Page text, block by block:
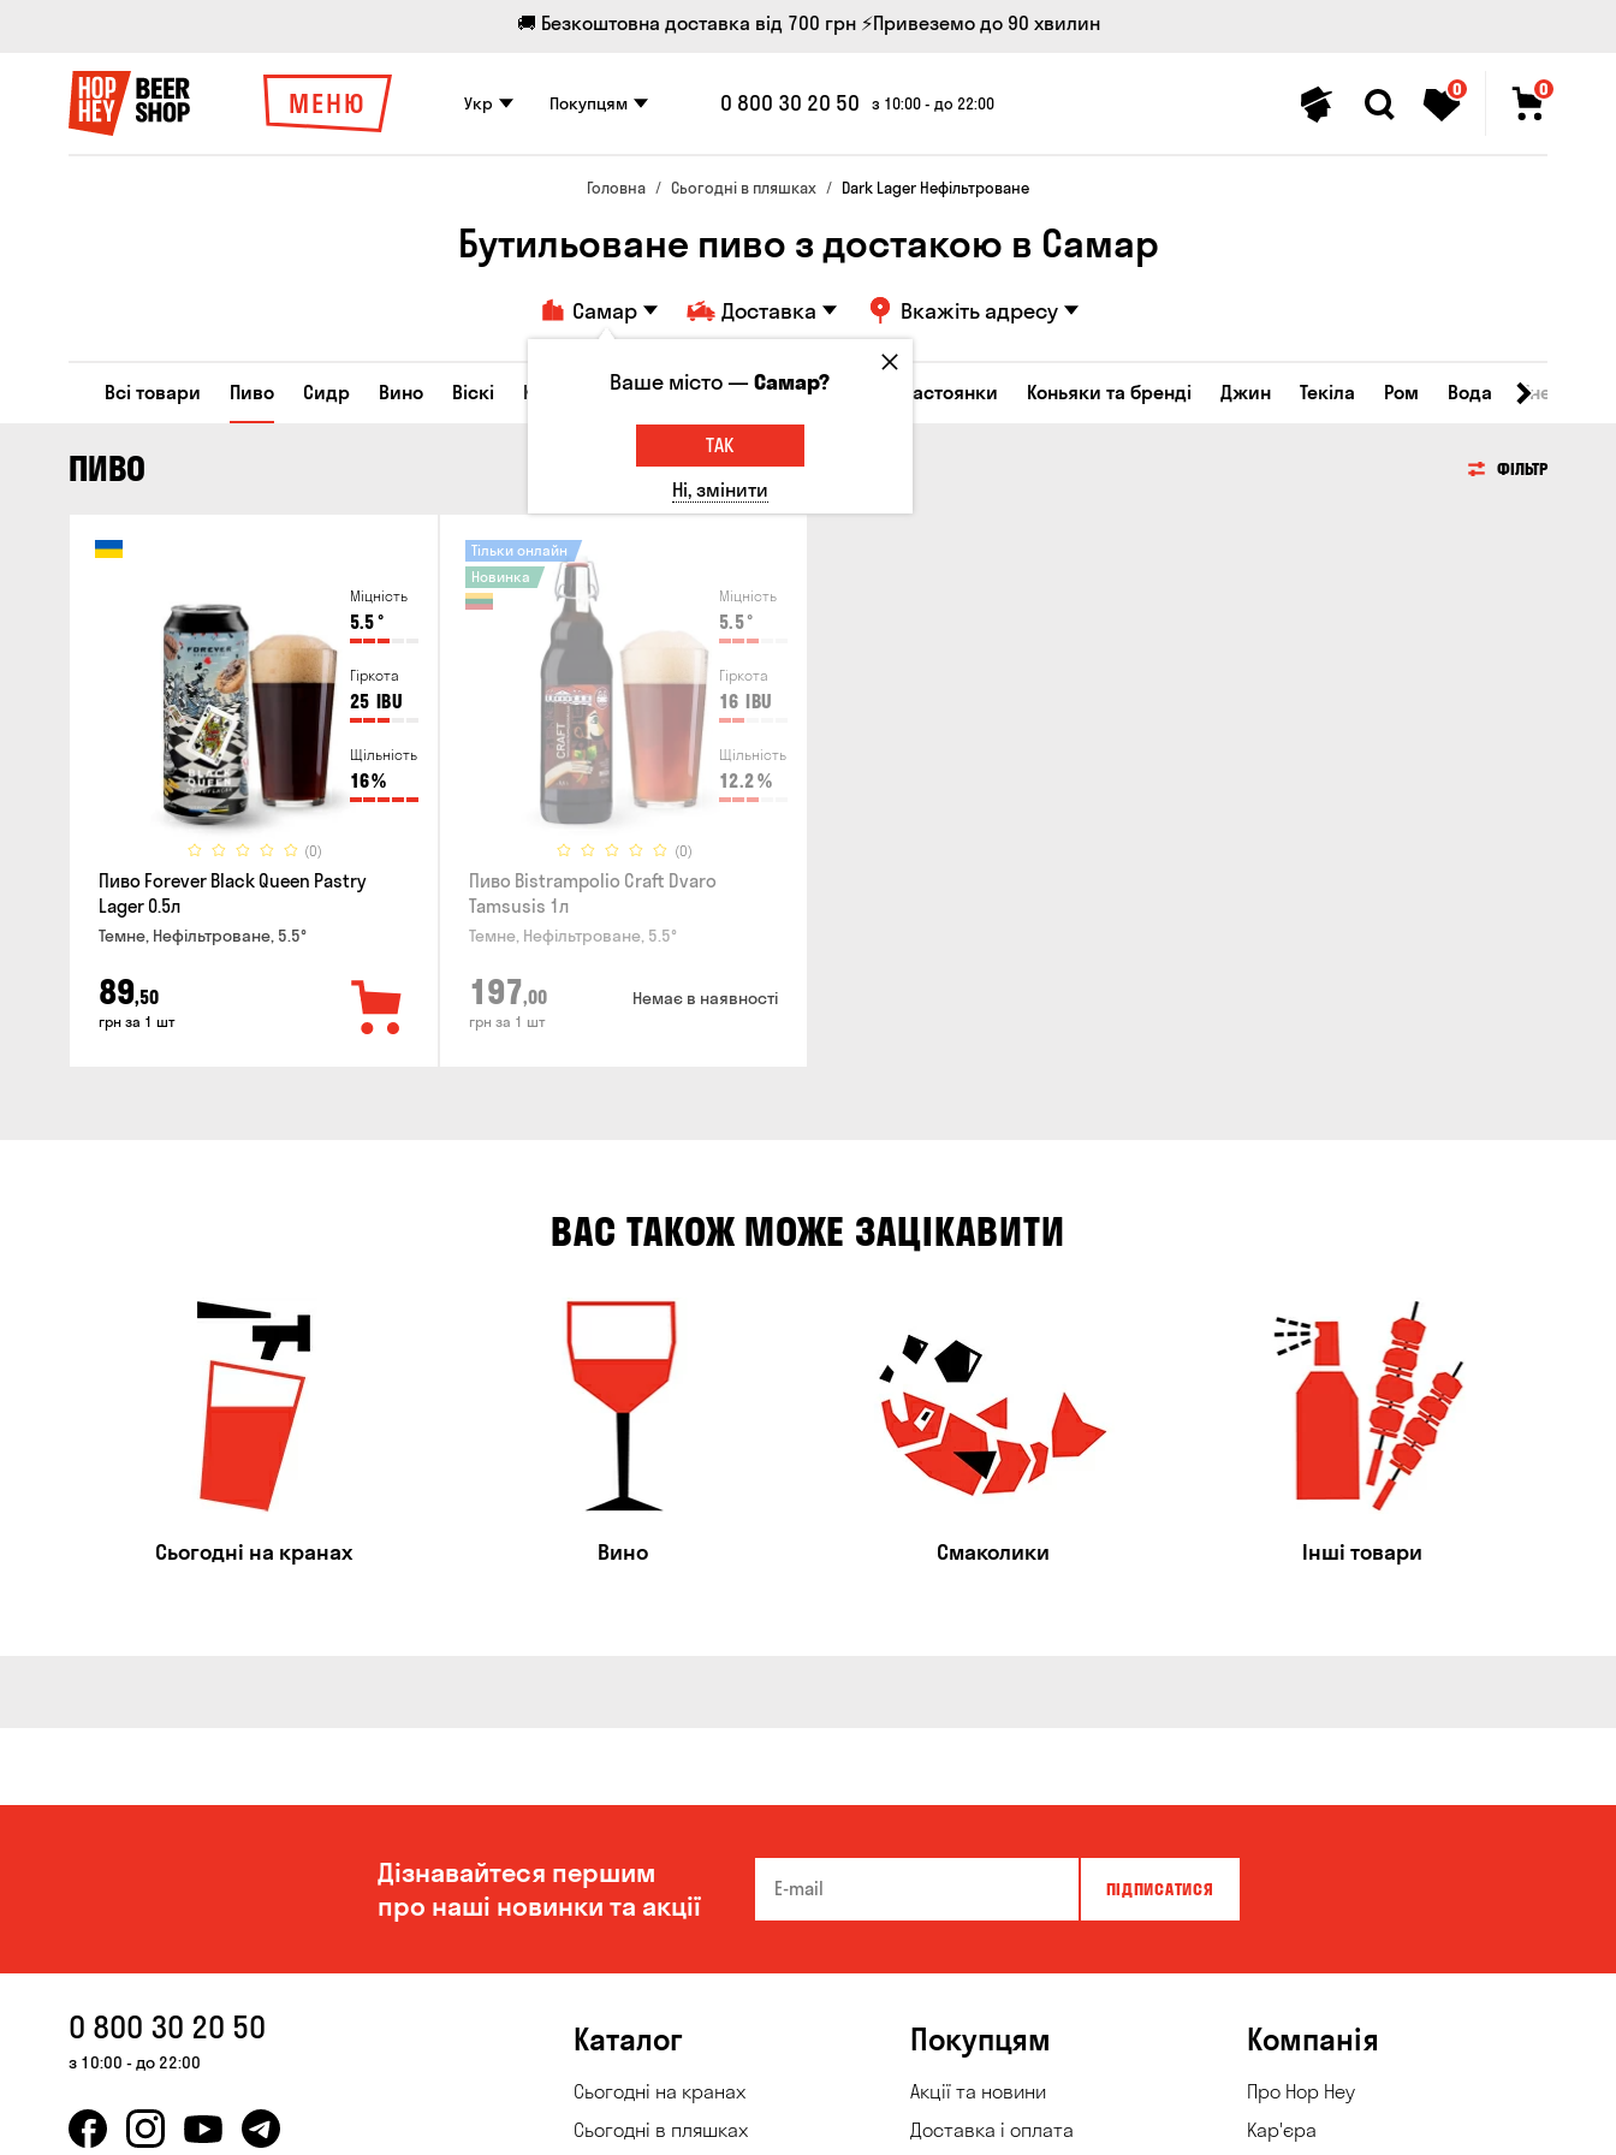
🚚 Безкоштовна доставка від 700 грн ⚡Привеземо до 90 хвилин
МЕНЮ Укр Покупцям 0 800 30 20 50 з 10:00 - до 22:00
0 0
Головна Сьогодні в пляшках Dark Lager Нефільтроване
Бутильоване пиво з достакою в Самар
Самар Доставка Вкажіть адресу
Всі товари Пиво Сидр Вино Віскі Коктейлі Горілка Соджу Лікери та настоянки Коньяки та бренді Джин Текіла Ром Вода
ПИВО ФІЛЬТР
Міцність
5.5°
Гіркота
25 IBU
Щільність
16%
(0)
Пиво Forever Black Queen Pastry
Lager 0.5л
Темне, Нефільтроване, 5.5°
89,50
грн за 1 шт
Міцність
5.5°
Гіркота
16 IBU
Щільність
12.2%
(0)
Тільки онлайн
Новинка
Пиво Bistrampolio Craft Dvaro
Tamsusis 1л
Темне, Нефільтроване, 5.5°
197,00
грн за 1 шт
Немає в наявності
ВАС ТАКОЖ МОЖЕ ЗАЦІКАВИТИ
Сьогодні на кранах Вино Смаколики Інші товари
Дізнавайтеся першим
про наші новинки та акції
ПІДПИСАТИСЯ
0 800 30 20 50
з 10:00 - до 22:00
Каталог
Сьогодні на кранах
Сьогодні в пляшках
Покупцям
Акції та новини
Доставка і оплата
Компанія
Про Hop Hey
Кар'єра
Ваше місто —Самар?
ТАК
Ні, змінити